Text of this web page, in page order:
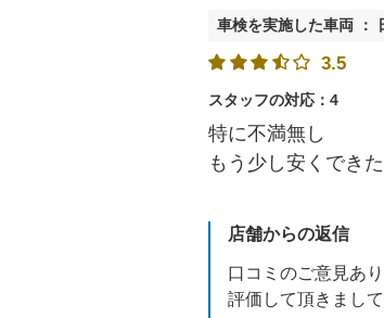
車検を実施した車両 ：
3.5
スタッフの対応：4
特に不満無し
もう少し安くでき
店舗からの返信
口コミのご意見あ
評価して頂きましてありがとうご